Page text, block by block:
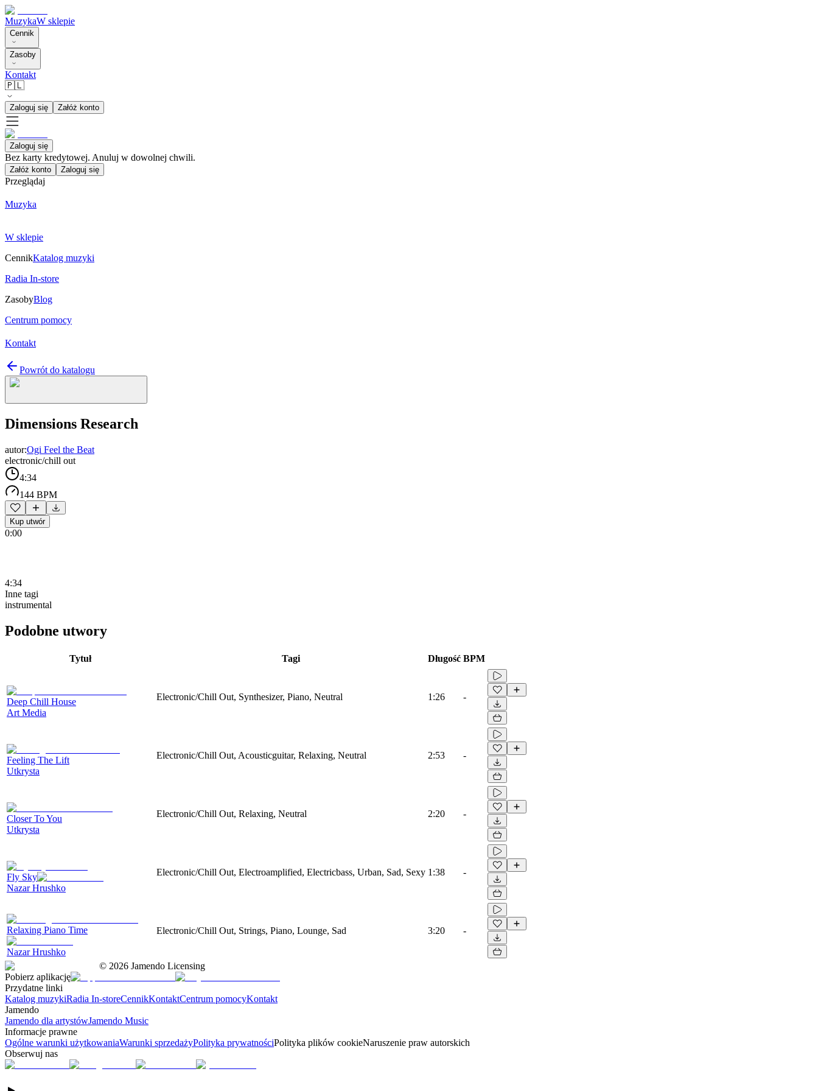
MuzykaW sklepie
Cennik
Zasoby
Kontakt
🇵🇱
Zaloguj się Załóż konto
Zaloguj się
Bez karty kredytowej. Anuluj w dowolnej chwili.
Załóż konto Zaloguj się
Przeglądaj
Muzyka
W sklepie
CennikKatalog muzyki
Radia In-store
ZasobyBlog
Centrum pomocy
Kontakt
Powrót do katalogu
Dimensions Research
autor:Ogi Feel the Beat
electronic/chill out
4:34
144 BPM
Kup utwór
0:00
4:34
Inne tagi
instrumental
Podobne utwory
Tytuł Tagi Długość BPM
Deep Chill House
Art Media
Electronic/Chill Out, Synthesizer, Piano, Neutral 1:26 -
Feeling The Lift
Utkrysta
Electronic/Chill Out, Acousticguitar, Relaxing, Neutral 2:53 -
Closer To You
Utkrysta
Electronic/Chill Out, Relaxing, Neutral 2:20 -
Fly Sky
Nazar Hrushko
Electronic/Chill Out, Electroamplified, Electricbass, Urban, Sad, Sexy 1:38 -
Relaxing Piano Time
Nazar Hrushko
Electronic/Chill Out, Strings, Piano, Lounge, Sad 3:20 -
© 2026 Jamendo Licensing
Pobierz aplikację
Przydatne linki
Katalog muzykiRadia In-storeCennikKontaktCentrum pomocyKontakt
Jamendo
Jamendo dla artystówJamendo Music
Informacje prawne
Ogólne warunki użytkowaniaWarunki sprzedażyPolityka prywatnościPolityka plików cookieNaruszenie praw autorskich
Obserwuj nas